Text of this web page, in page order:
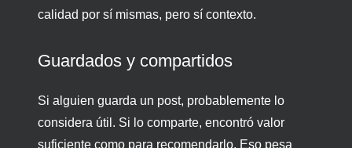
calidad por sí mismas, pero sí contexto.
Guardados y compartidos
Si alguien guarda un post, probablemente lo
considera útil. Si lo comparte, encontró valor
suficiente como para recomendarlo. Eso pesa